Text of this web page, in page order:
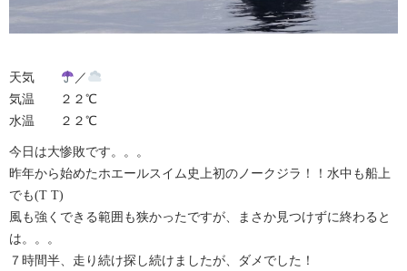
天気
／
気温 ２２℃
水温 ２２℃
今日は大惨敗です。。。
昨年から始めたホエールスイム史上初のノークジラ！！水中も船上
でも(T T)
風も強くできる範囲も狭かったですが、まさか見つけずに終わると
は。。。
７時間半、走り続け探し続けましたが、ダメでした！